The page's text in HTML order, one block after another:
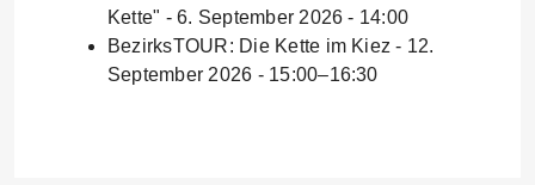
Kette" - 6. September 2026 - 14:00
BezirksTOUR: Die Kette im Kiez - 12.
September 2026 - 15:00–16:30